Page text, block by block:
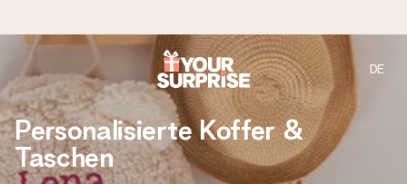
Heute bestellt, in 1 Werktag verschickt
Wir bereiten dein Geschenk sorgfältig vor und schicken es
blitzschnell – damit du es genau zum richtigen Zeitpunkt
überreichen kannst, wenn es am meisten zählt.
DE
Personalisierte Koffer &
Taschen